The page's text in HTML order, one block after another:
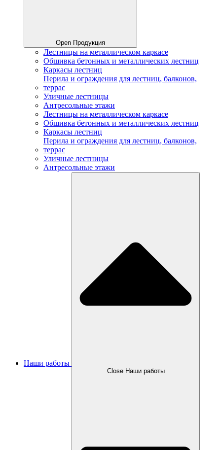
Open Продукция
Лестницы на металлическом каркасе
Обшивка бетонных и металлических лестниц
Каркасы лестниц
Перила и ограждения для лестниц, балконов,
террас
Уличные лестницы
Антресольные этажи
Лестницы на металлическом каркасе
Обшивка бетонных и металлических лестниц
Каркасы лестниц
Перила и ограждения для лестниц, балконов,
террас
Уличные лестницы
Антресольные этажи
Наши работы
Close Наши работы